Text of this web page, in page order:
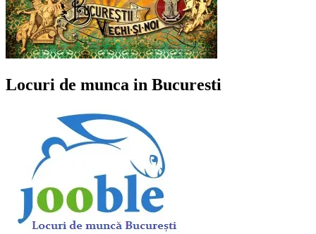
Locuri de munca in Bucuresti